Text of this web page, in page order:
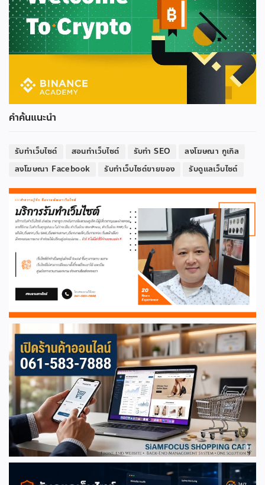
คำค้นแนะนำ
รับทำเว็บไซต์ สอนทำเว็บไซต์ รับทำ SEO
ลงโฆษณา กูเกิล
ลงโฆษณา Facebook
รับทำเว็บไซต์ขายของ รับดูแลเว็บไซต์